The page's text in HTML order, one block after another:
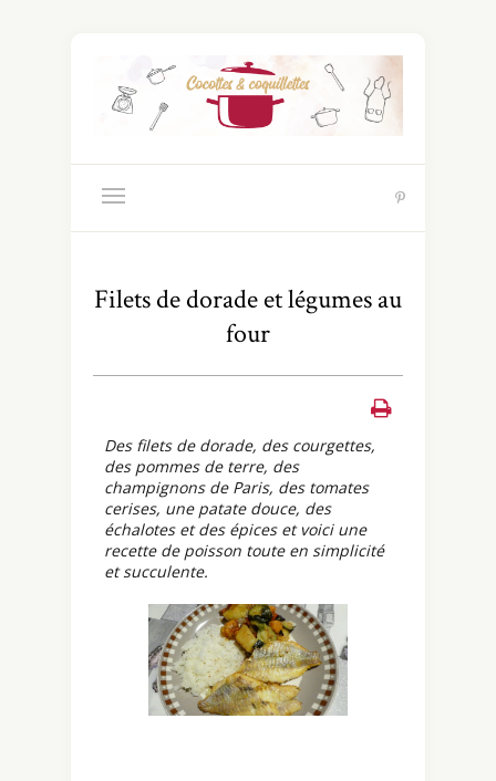
Filets de dorade et légumes au
four
Des filets de dorade, des courgettes,
des pommes de terre, des
champignons de Paris, des tomates
cerises, une patate douce, des
échalotes et des épices et voici une
recette de poisson toute en simplicité
et succulente.